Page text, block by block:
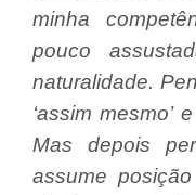
minha
pouco
naturalidade.
‘assim mesmo’
Mas depois
assume